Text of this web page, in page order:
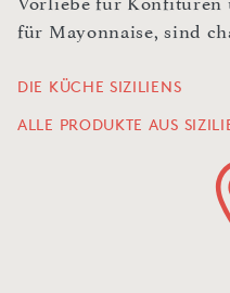
für Mayonnaise, sind
DIE KÜCHE SIZILIENS
ALLE PRODUKTE AUS